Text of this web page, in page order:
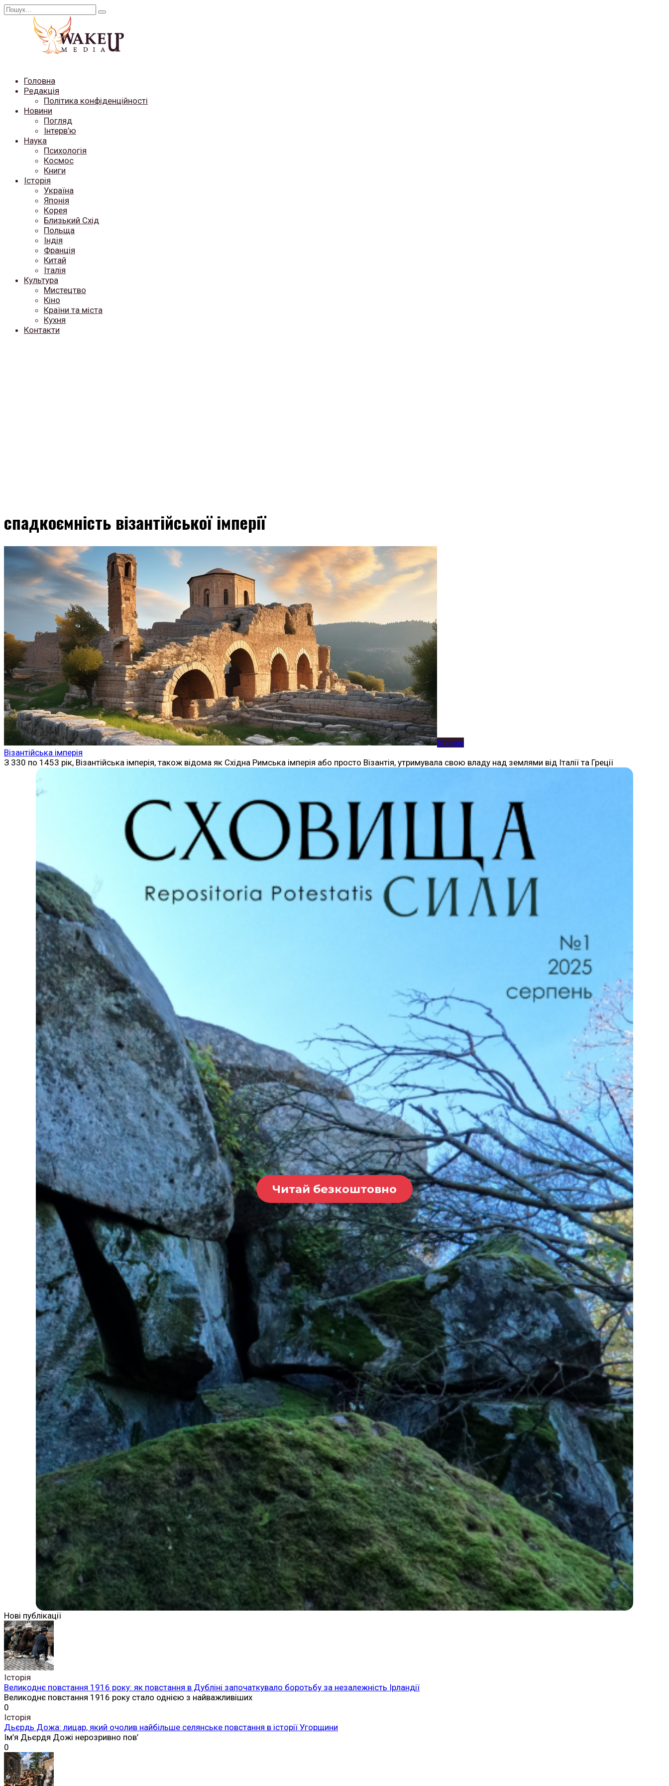
Перейти
Search
Головна
Редакція
Політика конфіденційності
Новини
Погляд
Інтерв’ю
Наука
Психологія
Космос
Книги
Історія
Україна
Японія
Корея
Близький Схід
Польща
Індія
Франція
Китай
Італія
Культура
Мистецтво
Кіно
Країни та міста
Кухня
Контакти
спадкоємність візантійської імперії
Історія
Візантійська імперія
З 330 по 1453 рік, Візантійська імперія, також відома як Східна Римська імперія або просто Візантія, утримувала свою владу над землями від Італії та Греції
Читай безкоштовно
Нові публікації
Історія
Великоднє повстання 1916 року: як повстання в Дубліні започаткувало боротьбу за незалежність Ірландії
Великоднє повстання 1916 року стало однією з найважливіших
0
Історія
Дьєрдь Дожа: лицар, який очолив найбільше селянське повстання в історії Угорщини
Ім’я Дьєрдя Дожі нерозривно пов’
0